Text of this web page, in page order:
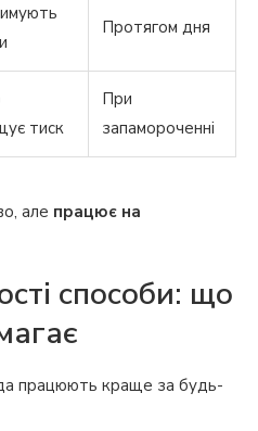
Протягом дня
тиск
При
запамороченні
але працює на
способи: що
працюють краще за будь-